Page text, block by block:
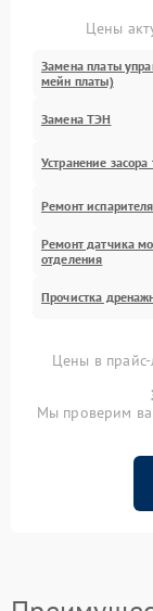
Цены
Замена платы
мейн платы)
Замена ТЭН
Устранение
Ремонт испарителя
Ремонт датчика
отделения
Прочистка
Цены в прайс-
Мы проверим